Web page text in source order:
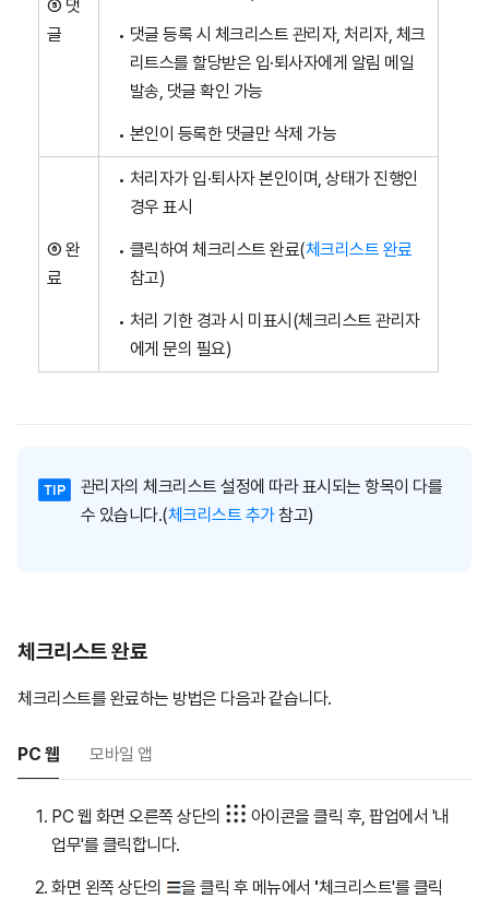
⑤ 댓
글
댓글 등록 시 체크리스트 관리자, 처리자, 체크
리트스를 할당받은 입·퇴사자에게 알림 메일
발송, 댓글 확인 가능
본인이 등록한 댓글만 삭제 가능
⑥ 완
료
처리자가 입·퇴사자 본인이며, 상태가 진행인
경우 표시
클릭하여 체크리스트 완료(체크리스트 완료
참고)
처리 기한 경과 시 미표시(체크리스트 관리자
에게 문의 필요)
관리자의 체크리스트 설정에 따라 표시되는 항목이 다를
수 있습니다.(체크리스트 추가참고)
체크리스트 완료
체크리스트를 완료하는 방법은 다음과 같습니다.
PC 웹 모바일 앱
PC 웹 화면 오른쪽 상단의
아이콘을 클릭 후, 팝업에서 '내
업무'를 클릭합니다.
화면 왼쪽 상단의 을 클릭 후 메뉴에서 '체크리스트'를 클릭